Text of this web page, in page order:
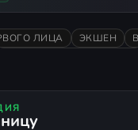
ЛИЦА ЭКШЕН